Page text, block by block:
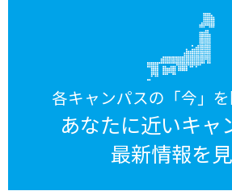
各キャンパスの「今」を
あなたに近いキャ
最新情報を